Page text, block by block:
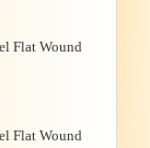
Flat Wound
Flat Wound